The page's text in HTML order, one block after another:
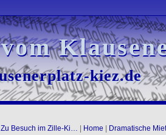
kiez.de
kiez.de
Zu Besuch im Zille-Ki… Home Dramatische